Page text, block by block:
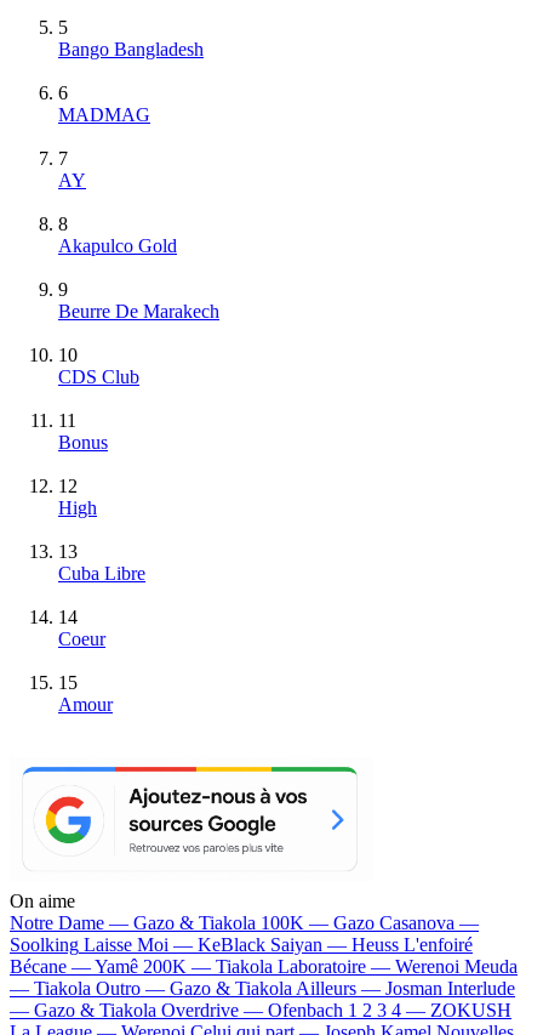
5
Bango Bangladesh
6
MADMAG
7
AY
8
Akapulco Gold
9
Beurre De Marakech
10
CDS Club
11
Bonus
12
High
13
Cuba Libre
14
Coeur
15
Amour
On aime
Notre Dame — Gazo & Tiakola 100K — Gazo Casanova —
Soolking Laisse Moi — KeBlack Saiyan — Heuss L'enfoiré
Bécane —Yamê 200K — Tiakola Laboratoire — Werenoi Meuda
— Tiakola Outro — Gazo & Tiakola Ailleurs — Josman Interlude
— Gazo & Tiakola Overdrive — Ofenbach 1 2 3 4 — ZOKUSH